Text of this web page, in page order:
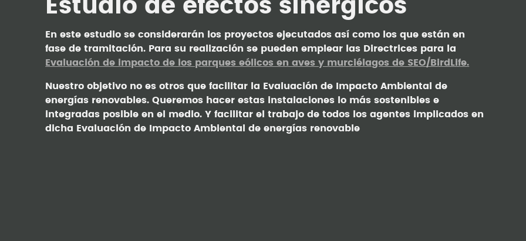
Estudio de efectos sinérgicos
En este estudio se considerarán los proyectos ejecutados así como los que están en
fase de tramitación. Para su realización se pueden emplear las Directrices para la
Evaluación de impacto de los parques eólicos en aves y murciélagos de SEO/BirdLife.
Nuestro objetivo no es otros que facilitar la Evaluación de Impacto Ambiental de
energías renovables. Queremos hacer estas instalaciones lo más sostenibles e
integradas posible en el medio. Y facilitar el trabajo de todos los agentes implicados en
dicha Evaluación de Impacto Ambiental de energías renovable